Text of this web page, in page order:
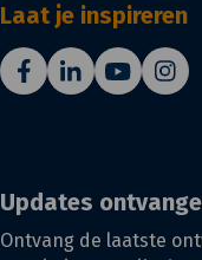
Laat je inspireren
Updates
Ontvang de laatste